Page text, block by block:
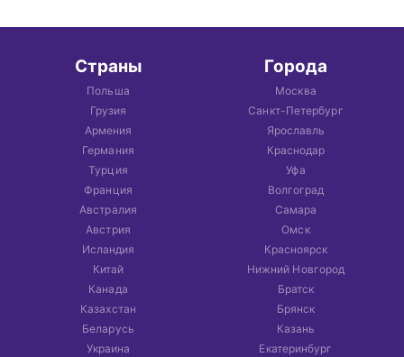
Страны
Польша
Грузия
Армения
Германия
Турция
Франция
Австралия
Австрия
Исландия
Китай
Канада
Казахстан
Беларусь
Украина
Города
Москва
Санкт-Петербург
Ярославль
Краснодар
Уфа
Волгоград
Самара
Омск
Красноярск
Нижний Новгород
Братск
Брянск
Казань
Екатеринбург